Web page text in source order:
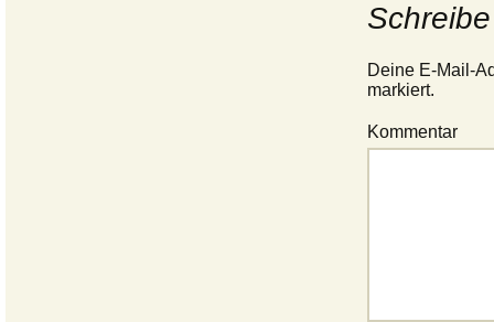
Deine E-Mail-
markiert.
Kommentar